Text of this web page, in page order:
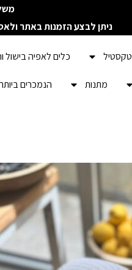
ניתן לבצע הזמנות באתר
טקסטיל כלים לאפיה בישול
מתנות הנמכרים ביותר